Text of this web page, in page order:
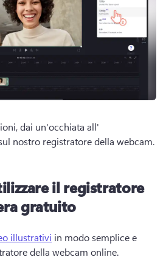
dai un'occhiata all'
in a new tab)
il registratore
gratuito
illustrativi in modo semplice e
della webcam online.